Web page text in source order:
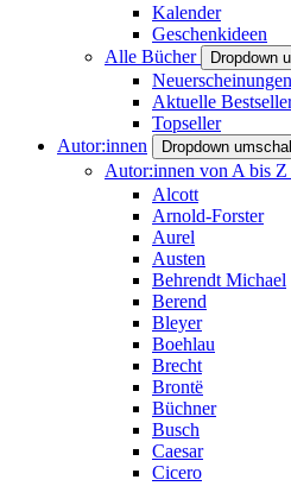
Kalender
Geschenkideen
Alle Bücher
Dropdown
Neuerscheinungen
Aktuelle
Topseller
Autor:innen
Dropdown
Autor:innen von A bis Z
Alcott
Arnold-Forster
Aurel
Austen
Behrendt Michael
Berend
Bleyer
Boehlau
Brecht
Brontë
Büchner
Busch
Caesar
Cicero